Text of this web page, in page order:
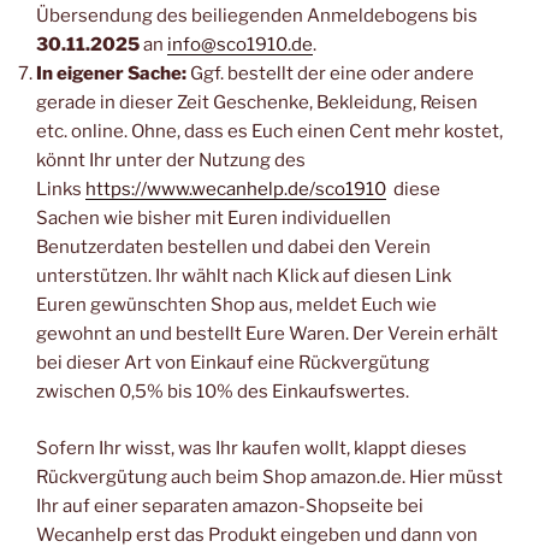
Übersendung des beiliegenden Anmeldebogens bis
30.11.2025an info@sco1910.de.
In eigener Sache: Ggf. bestellt der eine oder andere
gerade in dieser Zeit Geschenke, Bekleidung, Reisen
etc. online. Ohne, dass es Euch einen Cent mehr kostet,
könnt Ihr unter der Nutzung des
Links https://www.wecanhelp.de/sco1910 diese
Sachen wie bisher mit Euren individuellen
Benutzerdaten bestellen und dabei den Verein
unterstützen. Ihr wählt nach Klick auf diesen Link
Euren gewünschten Shop aus, meldet Euch wie
gewohnt an und bestellt Eure Waren. Der Verein erhält
bei dieser Art von Einkauf eine Rückvergütung
zwischen 0,5% bis 10% des Einkaufswertes.
Sofern Ihr wisst, was Ihr kaufen wollt, klappt dieses
Rückvergütung auch beim Shop amazon.de. Hier müsst
Ihr auf einer separaten amazon-Shopseite bei
Wecanhelp erst das Produkt eingeben und dann von